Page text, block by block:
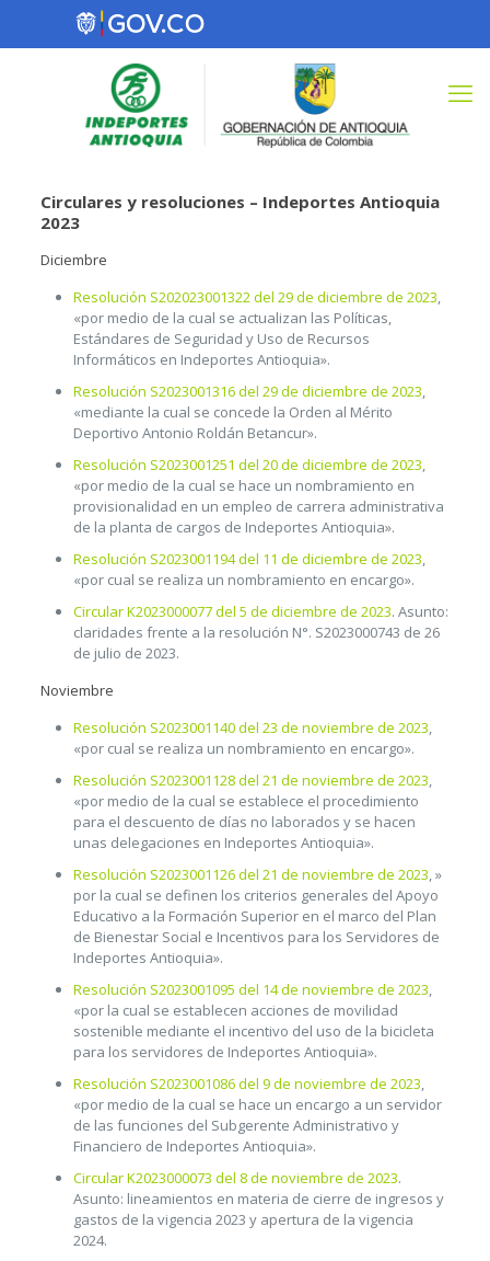
Circulares y resoluciones – Indeportes Antioquia
2023
Diciembre
Resolución S202023001322 del 29 de diciembre de 2023,
«por medio de la cual se actualizan las Políticas,
Estándares de Seguridad y Uso de Recursos
Informáticos en Indeportes Antioquia».
Resolución S2023001316 del 29 de diciembre de 2023,
«mediante la cual se concede la Orden al Mérito
Deportivo Antonio Roldán Betancur».
Resolución S2023001251 del 20 de diciembre de 2023,
«por medio de la cual se hace un nombramiento en
provisionalidad en un empleo de carrera administrativa
de la planta de cargos de Indeportes Antioquia».
Resolución S2023001194 del 11 de diciembre de 2023,
«por cual se realiza un nombramiento en encargo».
Circular K2023000077 del 5 de diciembre de 2023. Asunto:
claridades frente a la resolución N°. S2023000743 de 26
de julio de 2023.
Noviembre
Resolución S2023001140 del 23 de noviembre de 2023,
«por cual se realiza un nombramiento en encargo».
Resolución S2023001128 del 21 de noviembre de 2023,
«por medio de la cual se establece el procedimiento
para el descuento de días no laborados y se hacen
unas delegaciones en Indeportes Antioquia».
Resolución S2023001126 del 21 de noviembre de 2023, »
por la cual se definen los criterios generales del Apoyo
Educativo a la Formación Superior en el marco del Plan
de Bienestar Social e Incentivos para los Servidores de
Indeportes Antioquia».
Resolución S2023001095 del 14 de noviembre de 2023,
«por la cual se establecen acciones de movilidad
sostenible mediante el incentivo del uso de la bicicleta
para los servidores de Indeportes Antioquia».
Resolución S2023001086 del 9 de noviembre de 2023,
«por medio de la cual se hace un encargo a un servidor
de las funciones del Subgerente Administrativo y
Financiero de Indeportes Antioquia».
Circular K2023000073 del 8 de noviembre de 2023.
Asunto: lineamientos en materia de cierre de ingresos y
gastos de la vigencia 2023 y apertura de la vigencia
2024.